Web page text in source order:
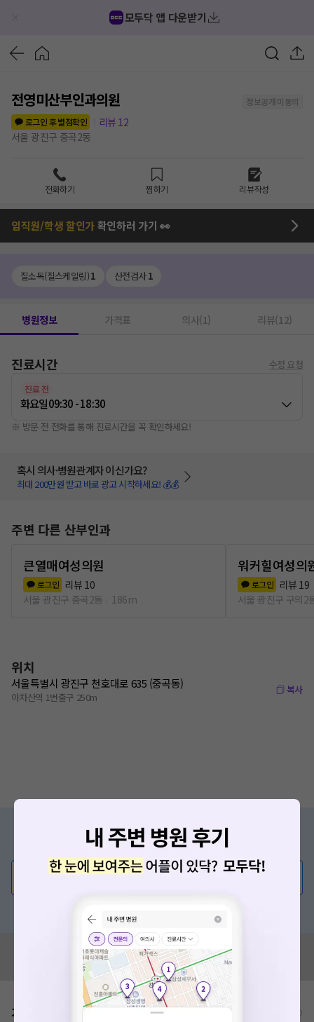
모두닥 앱 다운받기
전영미산부인과의원
정보공개 미동의
로그인 후 별점확인
리뷰 12
서울 광진구 중곡2동
전화하기 찜하기 리뷰작성
임직원/학생 할인가확인하러 가기 👀
질소독(질스케일링)1 산전검사1
병원정보 가격표 의사(1) 리뷰(12)
진료시간 수정 요청
진료 전
화요일09:30 - 18:30
※ 방문 전 전화를 통해 진료시간을 꼭 확인하세요!
혹시 의사·병원관계자 이신가요?
최대 200만원 받고 바로 광고 시작하세요! 💰💰
주변 다른 산부인과
큰열매여성의원
로그인 리뷰 10
서울 광진구 중곡2동
186m
워커힐여성의
로그인 리뷰 19
서울 광진구 구의2
위치
서울특별시 광진구 천호대로 635 (중곡동)
아차산역 1번출구 250m
복사
증상/치료, 궁금한 점이 있나요?
의사가 직접 답해드려요!
💬 무엇이든 물어보세요
혹시 잘못된 병원정보가 있나요?
모두닥 팀에 알려주세요!
가격표 비급여/급여 진료란?